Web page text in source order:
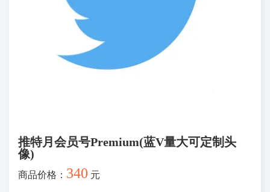
推特月会员号Premium(蓝V量大可定制头
像)
商品价格： 340 元